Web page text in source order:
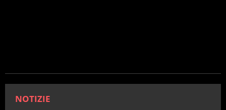
NOTIZIE